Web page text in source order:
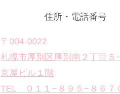
住所・電話番号
〒004-0022
札幌市厚別区厚別南２丁目５
京屋ビル１階
TEL ０１１−８９５−８６７